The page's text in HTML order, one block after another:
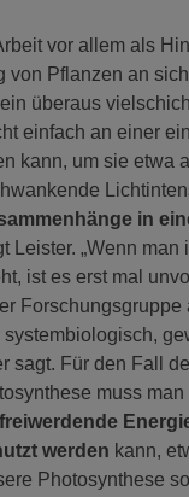
vor allem als
von Pflanzen an
überaus
einfach an einer
kann, um sie etwa
in
Leister. „Wenn man
ist es erst mal
Forschungsgruppe
systembiologisch,
sagt. Für den Fall
muss
freiwerdende
werden kann,
Photosynthese